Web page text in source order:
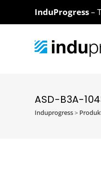
InduProgress–
ASD-B3A-
Induprogress>